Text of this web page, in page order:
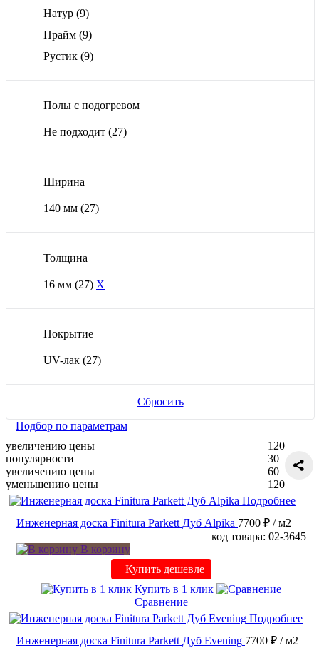
Натур (9)
Прайм (9)
Рустик (9)
Полы с подогревом
Не подходит (27)
Ширина
140 мм (27)
Толщина
16 мм (27) X
Покрытие
UV-лак (27)
Сбросить
Подбор по параметрам
увеличению цены
популярности
увеличению цены
уменьшению цены
120
30
60
120
Подробнее
Инженерная доска Finitura Parkett Дуб Alpika 7700 ₽ / м2
код товара: 02-3645
В корзину
Купить дешевле
Купить в 1 клик
Сравнение
Подробнее
Инженерная доска Finitura Parkett Дуб Evening 7700 ₽ / м2